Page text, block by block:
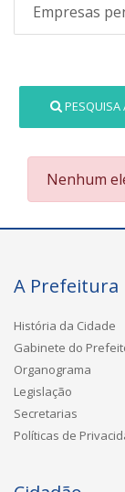
Empresas
PESQUISA
Nenhum
A Prefeitura
História da Cidade
Gabinete do
Organograma
Legislação
Secretarias
Políticas de